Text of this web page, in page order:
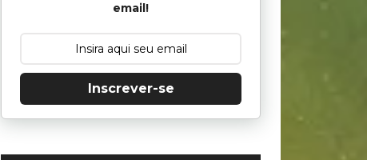
email!
Inscrever-se